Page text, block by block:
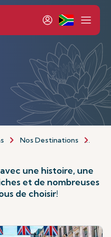
Nos Destinations
une histoire, une
et de nombreuses
de choisir!